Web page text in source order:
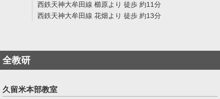
西鉄天神大牟田線 櫛原より 徒歩 約11分
西鉄天神大牟田線 花畑より 徒歩 約13分
全教研
久留米本部教室